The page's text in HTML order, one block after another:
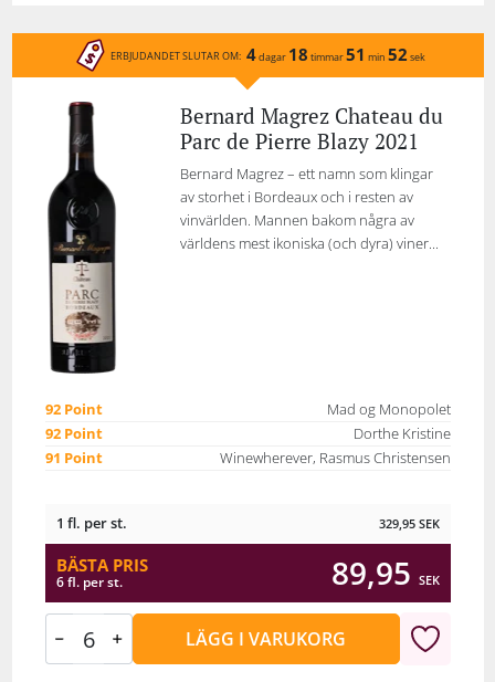
ERBJUDANDET SLUTAR OM: 4dagar 18 timmar51 min 52 sek
Bernard Magrez Chateau du
Parc de Pierre Blazy 2021
Bernard Magrez – ett namn som klingar
av storhet i Bordeaux och i resten av
vinvärlden. Mannen bakom några av
världens mest ikoniska (och dyra) viner...
92 Point
Mad og Monopolet
92 Point
Dorthe Kristine
91 Point
Winewherever, Rasmus Christensen
1 fl. per st. 329,95 SEK
BÄSTA PRIS
6 fl. per st. 89,95 SEK
LÄGG I VARUKORG